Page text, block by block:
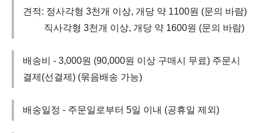
견적: 정사각형 3천개 이상, 개당 약 1100원 (문의 바람)
직사각형 3천개 이상, 개당 약 1600원 (문의 바람)
배송비 - 3,000원 (90,000원 이상 구매시 무료) 주문시
결제(선결제) (묶음배송 가능)
배송일정 - 주문일로부터 5일 이내 (공휴일 제외)